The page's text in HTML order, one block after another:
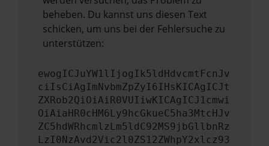
beheben. Du kannst uns diesen Text
schicken, um uns bei der Fehlersuche zu
unterstützen:
ewogICJuYW1lIjogIk5ldHdvcmtFcnJv
ciIsCiAgImNvbmZpZyI6IHsKICAgICJt
ZXRob2QiOiAiR0VUIiwKICAgICJ1cmwi
OiAiaHR0cHM6Ly9hcGkueC5ha3MtcHJv
ZC5hdWRhcmlzLm5ldC92MS9jbGllbnRz
LzI0NzAvd2Vic2l0ZS12ZWhpY2xlcz93